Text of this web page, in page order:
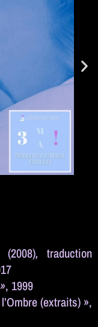
(2008), traduction
, 1999
(extraits) »,